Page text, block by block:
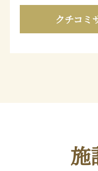
クチコミ
施